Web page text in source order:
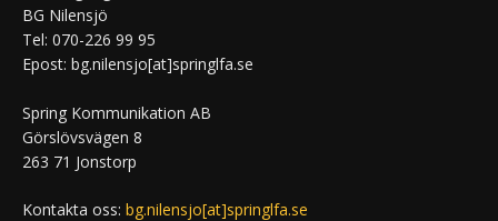
BG Nilensjö
Tel: 070-226 99 95
Epost: bg.nilensjo[at]springlfa.se
Spring Kommunikation AB
Görslövsvägen 8
263 71 Jonstorp
Kontakta oss: bg.nilensjo[at]springlfa.se